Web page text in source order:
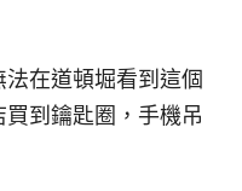
在道頓堀看到這個
到鑰匙圈，手機吊